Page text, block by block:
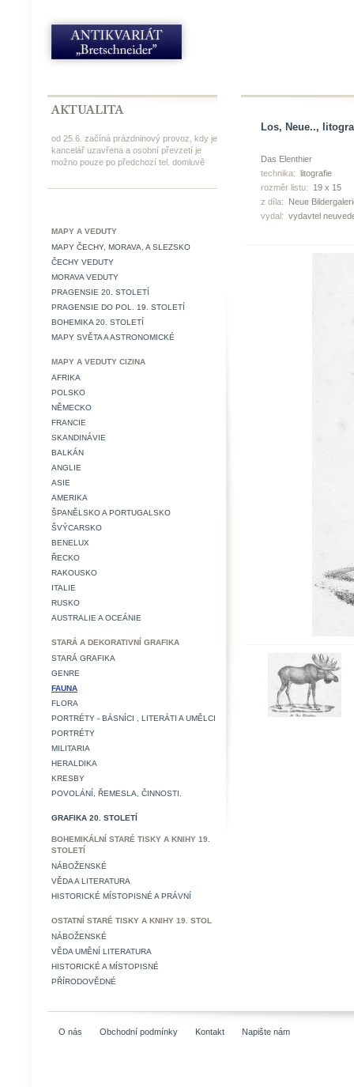
od 25.6. začíná prázdninový provoz, kdy je
kancelář uzavřena a osobní převzetí je
možno pouze po předchozí tel. domluvě
MAPY A VEDUTY
MAPY ČECHY, MORAVA, A SLEZSKO
ČECHY VEDUTY
MORAVA VEDUTY
PRAGENSIE 20. STOLETÍ
PRAGENSIE DO POL. 19. STOLETÍ
BOHEMIKA 20. STOLETÍ
MAPY SVĚTA A ASTRONOMICKÉ
MAPY A VEDUTY CIZINA
AFRIKA
POLSKO
NĚMECKO
FRANCIE
SKANDINÁVIE
BALKÁN
ANGLIE
ASIE
AMERIKA
ŠPANĚLSKO A PORTUGALSKO
ŠVÝCARSKO
BENELUX
ŘECKO
RAKOUSKO
ITALIE
RUSKO
AUSTRALIE A OCEÁNIE
STARÁ A DEKORATIVNÍ GRAFIKA
STARÁ GRAFIKA
GENRE
FAUNA
FLORA
PORTRÉTY - BÁSNÍCI , LITERÁTI A UMĚLCI
PORTRÉTY
MILITARIA
HERALDIKA
KRESBY
POVOLÁNÍ, ŘEMESLA, ČINNOSTI.
GRAFIKA 20. STOLETÍ
BOHEMIKÁLNÍ STARÉ TISKY A KNIHY 19.
STOLETÍ
NÁBOŽENSKÉ
VĚDA A LITERATURA
HISTORICKÉ MÍSTOPISNÉ A PRÁVNÍ
OSTATNÍ STARÉ TISKY A KNIHY 19. STOL
NÁBOŽENSKÉ
VĚDA UMĚNÍ LITERATURA
HISTORICKÉ A MÍSTOPISNÉ
PŘÍRODOVĚDNÉ
Los, Neue..,
Das Elenthier
technika: litografie
rozměr listu:
19 x 15
z díla:
Neue
vydal: vydavtel
O nás Obchodní podmínky Kontakt Napište nám